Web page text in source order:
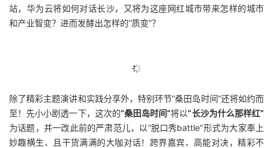
站，华为云将如何对话长沙，又将为这座网红城市带来怎样的城市
和产业智变？进而发酵出怎样的“质变”？
除了精彩主题演讲和实践分享外，特别环节“桑田岛时间”还将如约而
至！先小小剧透一下，这次的“桑田岛时间”将以“长沙为什么那样红”
为话题，并一改此前的严肃范儿，以“脱口秀battle”形式为大家奉上
妙趣横生、且干货满满的大咖对话！跨界嘉宾、高能对决，精彩不